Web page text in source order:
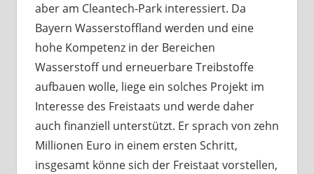
aber am Cleantech-Park interessiert. Da
Bayern Wasserstoffland werden und eine
hohe Kompetenz in der Bereichen
Wasserstoff und erneuerbare Treibstoffe
aufbauen wolle, liege ein solches Projekt im
Interesse des Freistaats und werde daher
auch finanziell unterstützt. Er sprach von zehn
Millionen Euro in einem ersten Schritt,
insgesamt könne sich der Freistaat vorstellen,